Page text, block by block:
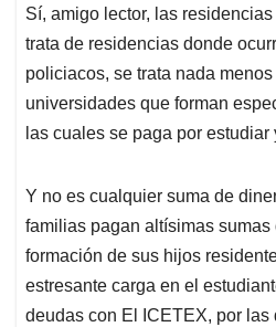
s
A
p
p
b
o
o
k
e
d
I
n
l
a
d
s
Sí, amigo lector, las
trata de residencias donde
policiacos, se trata nada
universidades que forman
las cuales se paga por estudiar
Y no es cualquier suma de
familias pagan altísimas sumas
formación de sus hijos
estresante carga en el
deudas con El ICETEX, por las